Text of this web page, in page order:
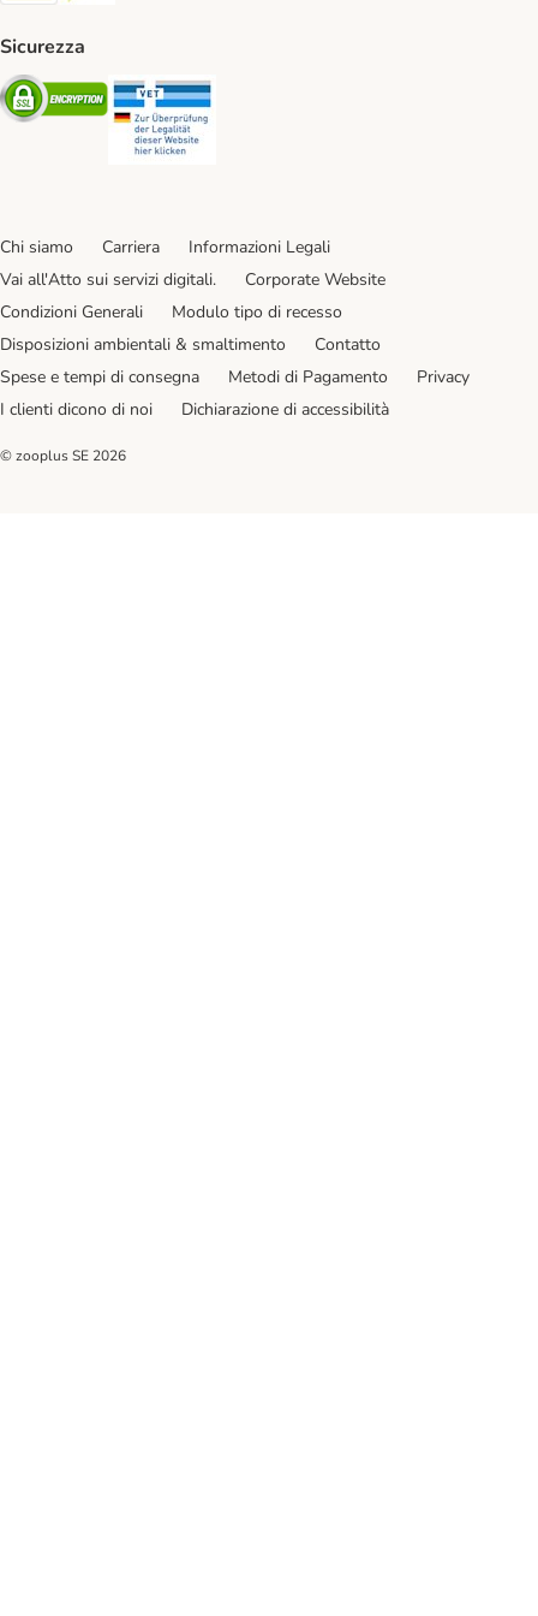
Sicurezza
Security
Chi siamo Carriera
Informazioni Legali
Vai all'Atto sui servizi digitali.
Corporate Website
Condizioni Generali
Modulo tipo di recesso
Disposizioni ambientali & smaltimento
Contatto
Spese e tempi di consegna
Metodi di Pagamento
Privacy
I clienti dicono di noi
Dichiarazione di accessibilità
© zooplus SE 2026